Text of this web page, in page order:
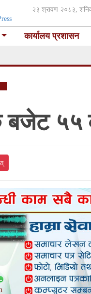
२३ श्रावण २०८३,
कार्यालय प्रशासन
बजेट